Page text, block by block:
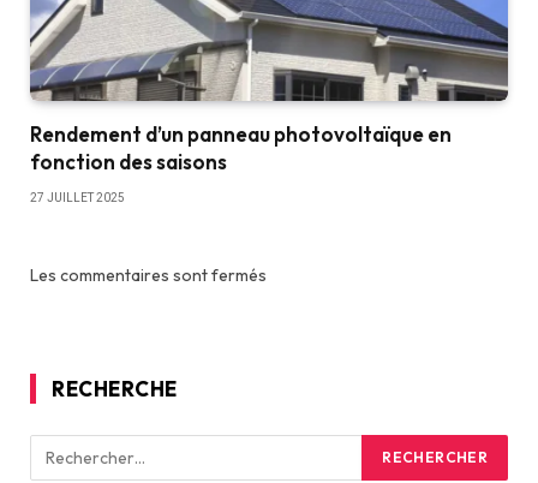
Rendement d’un panneau photovoltaïque en
fonction des saisons
27 JUILLET 2025
Les commentaires sont fermés
RECHERCHE